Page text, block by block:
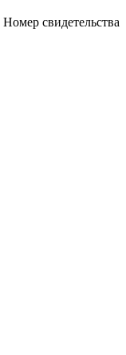
Номер свидетельства